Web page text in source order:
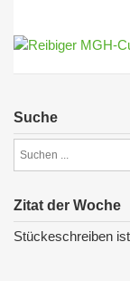
Suche
Zitat der Woche
Stückeschreiben